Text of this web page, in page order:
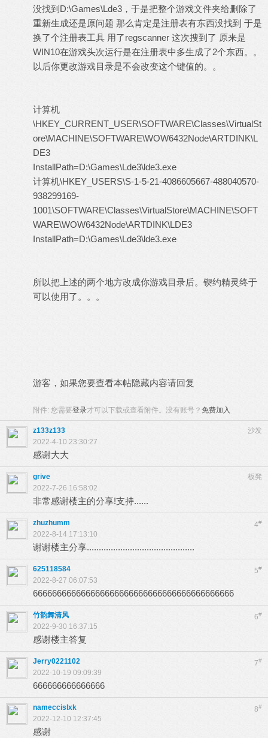
没找到D:\Games\Lde3，于是把整个游戏文件夹给删除了
重新生成还是原问题 那么肯定是注册表有东西没找到 于是
换了个注册表工具 用了regscanner 这次搜到了 原来是
WIN10在游戏头次运行是在注册表中多生成了2个东西。。
以后你更改游戏目录是不会改变这个键值的。。
计算机
\HKEY_CURRENT_USER\SOFTWARE\Classes\VirtualSt
ore\MACHINE\SOFTWARE\WOW6432Node\ARTDINK\L
DE3
InstallPath=D:\Games\Lde3\lde3.exe
计算机\HKEY_USERS\S-1-5-21-4086605667-488040570-
938299169-
1001\SOFTWARE\Classes\VirtualStore\MACHINE\SOFT
WARE\WOW6432Node\ARTDINK\LDE3
InstallPath=D:\Games\Lde3\lde3.exe
所以把上述的两个地方改成你游戏目录后。锲约精灵终于
可以使用了。。。
游客，如果您要查看本帖隐藏内容请回复
附件: 您需要登录才可以下载或查看附件。没有账号？ 免费加入
沙发
z133z133
2022-4-10 23:30:27
感谢大大
板凳
grive
2022-7-26 16:58:02
非常感谢楼主的分享!支持......
4#
zhuzhumm
2022-8-14 17:13:10
谢谢楼主分享.............................................
5#
625118584
2022-8-27 06:07:53
666666666666666666666666666666666666666666
6#
竹韵舞清风
2022-9-30 16:37:15
感谢楼主答复
7#
Jerry0221102
2022-10-19 09:09:39
666666666666666
8#
nameccislxk
2022-12-10 12:37:45
感谢